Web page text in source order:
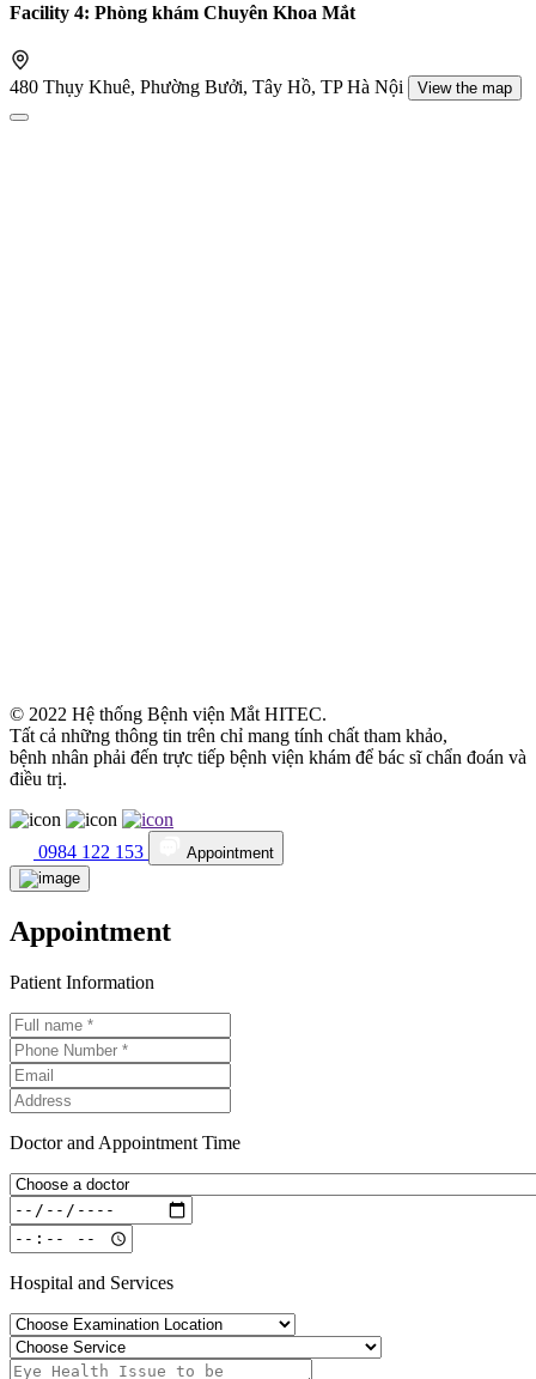
Facility 4: Phòng khám Chuyên Khoa Mắt
480 Thụy Khuê, Phường Bưởi, Tây Hồ, TP Hà Nội View the map
© 2022 Hệ thống Bệnh viện Mắt HITEC.
Tất cả những thông tin trên chỉ mang tính chất tham khảo,
bệnh nhân phải đến trực tiếp bệnh viện khám để bác sĩ chẩn đoán và
điều trị.
0984 122 153 Appointment
Appointment
Patient Information
Doctor and Appointment Time
Hospital and Services